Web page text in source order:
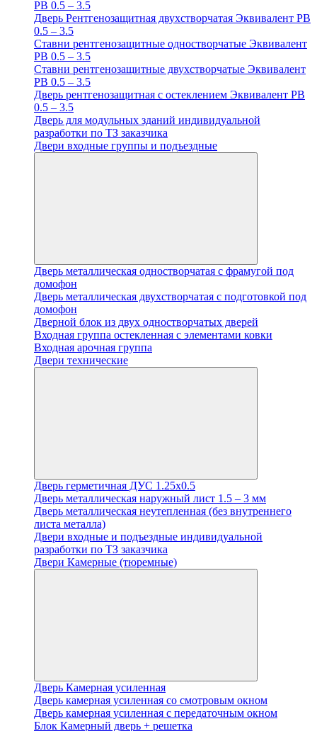
PB 0.5 – 3.5
Дверь Рентгенозащитная двухстворчатая Эквивалент PB
0.5 – 3.5
Ставни рентгенозащитные одностворчатые Эквивалент
PB 0.5 – 3.5
Ставни рентгенозащитные двухстворчатые Эквивалент
PB 0.5 – 3.5
Дверь рентгенозащитная с остеклением Эквивалент PB
0.5 – 3.5
Дверь для модульных зданий индивидуальной
разработки по ТЗ заказчика
Двери входные группы и подъездные
Дверь металлическая одностворчатая с фрамугой под
домофон
Дверь металлическая двухстворчатая с подготовкой под
домофон
Дверной блок из двух одностворчатых дверей
Входная группа остекленная с элементами ковки
Входная арочная группа
Двери технические
Дверь герметичная ДУС 1.25х0.5
Дверь металлическая наружный лист 1.5 – 3 мм
Дверь металлическая неутепленная (без внутреннего
листа металла)
Двери входные и подъездные индивидуальной
разработки по ТЗ заказчика
Двери Камерные (тюремные)
Дверь Камерная усиленная
Дверь камерная усиленная со смотровым окном
Дверь камерная усиленная с передаточным окном
Блок Камерный дверь + решетка